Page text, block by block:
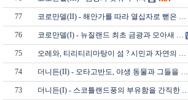
77 코로만델(II) - 해안가를 따라 열십자로 뻗은 …
76 코로만델(I) - 뉴질랜드 최초 금광과 모아새 …
75 오레와, 티리티리마탕이 섬 ? 시민과 자연의 …
74 더니든(II) - 오타고반도, 야생 동물과 그들을 …
73 더니든(I) - 스코틀랜드풍의 부유함을 간직한